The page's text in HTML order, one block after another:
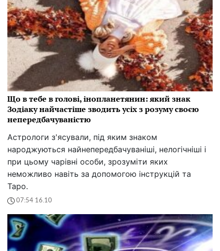
Що в тебе в голові, інопланетянин: який знак
Зодіаку найчастіше зводить усіх з розуму своєю
непередбачуваністю
Астрологи з'ясували, під яким знаком
народжуються найнепередбачуваніші, нелогічніші і
при цьому чарівні особи, зрозуміти яких
неможливо навіть за допомогою інструкцій та
Таро.
07:54 16.10